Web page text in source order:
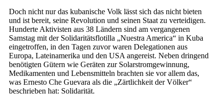
Doch nicht nur das kubanische Volk lässt sich das nicht bieten
und ist bereit, seine Revolution und seinen Staat zu verteidigen.
Hunderte Aktivisten aus 38 Ländern sind am vergangenen
Samstag mit der Solidaritätsflotilla „Nuestra America“ in Kuba
eingetroffen, in den Tagen zuvor waren Delegationen aus
Europa, Lateinamerika und den USA angereist. Neben dringend
benötigten Gütern wie Geräten zur Solarstromgewinnung,
Medikamenten und Lebensmitteln brachten sie vor allem das,
was Ernesto Che Guevara als die „Zärtlichkeit der Völker“
beschrieben hat: Solidarität.